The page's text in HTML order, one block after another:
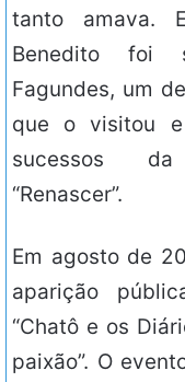
tanto amava.
Benedito foi
Fagundes, um
que o visitou e
sucessos da
“Renascer”.
Em agosto de
aparição
“Chatô e os
paixão”. O